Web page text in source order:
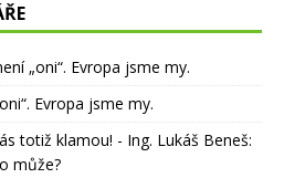
„oni“. Evropa jsme my.
Evropa jsme my.
totiž klamou! - Ing. Lukáš Beneš:
může?